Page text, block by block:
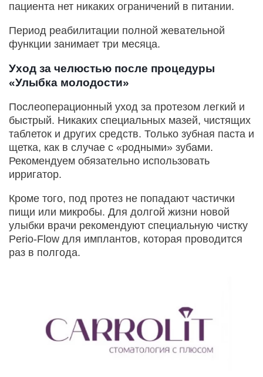
пациента нет никаких ограничений в питании.
Период реабилитации полной жевательной
функции занимает три месяца.
Уход за челюстью после процедуры
«Улыбка молодости»
Послеоперационный уход за протезом легкий и
быстрый. Никаких специальных мазей, чистящих
таблеток и других средств. Только зубная паста и
щетка, как в случае с «родными» зубами.
Рекомендуем обязательно использовать
ирригатор.
Кроме того, под протез не попадают частички
пищи или микробы. Для долгой жизни новой
улыбки врачи рекомендуют специальную чистку
Perio-Flow для имплантов, которая проводится
раз в полгода.